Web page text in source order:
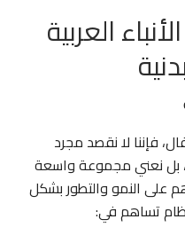
العربية
فإننا لا نقصد مجرد
بل نعني مجموعة واسعة
على النمو والتطور بشكل
تساهم في: